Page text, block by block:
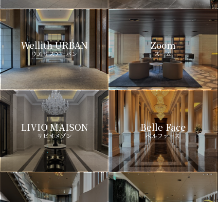
Wellith URBAN
ウエリスアーバン
Zoom
ズーム
LIVIO MAISON
リビオメゾン
Belle Face
ベルファース